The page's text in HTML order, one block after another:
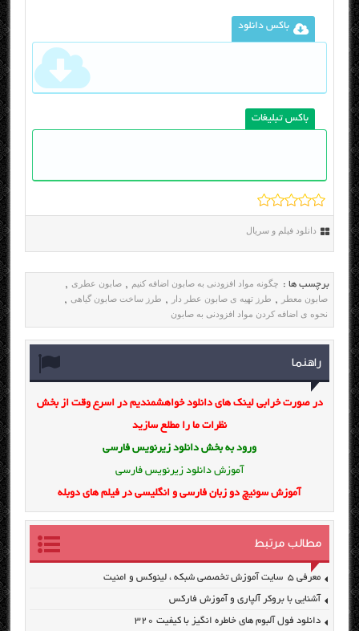
باکس دانلود
باکس تبلیغات
دانلود فیلم و سریال
برچسب ها : چگونه مواد افزودنی به صابون اضافه کنیم , صابون عطری ,
صابون معطر , طرز تهیه ی صابون عطر دار , طرز ساخت صابون گیاهی ,
نحوه ی اضافه کردن مواد افزودنی به صابون
راهنما
در صورت خرابی لینک های دانلود خواهشمندیم در اسرع وقت از بخش
نظرات ما را مطلع سازید
ورود به بخش دانلود زیرنویس فارسی
آموزش دانلود زیرنویس فارسی
آموزش سوئیچ دو زبان فارسی و انگلیسی در فیلم های دوبله
مطالب مرتبط
معرفی ۵ سایت آموزش تخصصی شبکه ، لینوکس و امنیت
آشنایی با بروکر آلپاری و آموزش فارکس
دانلود فول آلبوم های خاطره انگیز با کیفیت ۳۲۰